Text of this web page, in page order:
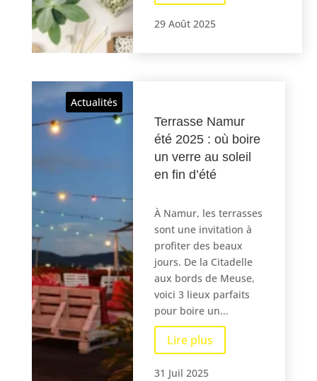
29 Août 2025
Actualités
Terrasse Namur
été 2025 : où boire
un verre au soleil
en fin d’été
À Namur, les terrasses
sont une invitation à
profiter des beaux
jours. De la Citadelle
aux bords de Meuse,
voici 3 lieux parfaits
pour boire un...
Lire plus
31 Juil 2025